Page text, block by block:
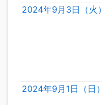
2024年9月3日（火）
2024年9月1日（日）